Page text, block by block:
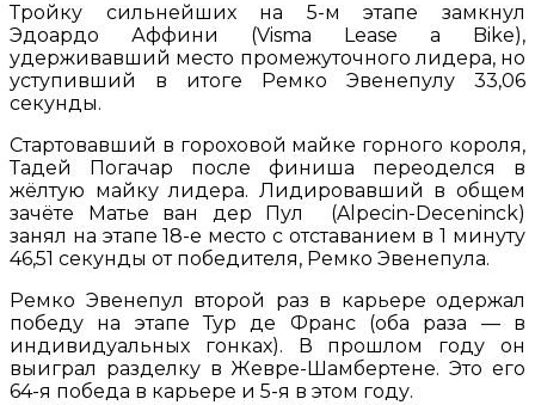
Тройку сильнейших на 5-м этапе замкнул
Эдоардо Аффини (Visma Lease a Bike),
удерживавший место промежуточного лидера, но
уступивший в итоге Ремко Эвенепулу 33,06
секунды.
Стартовавший в гороховой майке горного короля,
Тадей Погачар после финиша переоделся в
жёлтую майку лидера. Лидировавший в общем
зачёте Матье ван дер Пул (Alpecin-Deceninck)
занял на этапе 18-е место с отставанием в 1 минуту
46,51 секунды от победителя, Ремко Эвенепула.
Ремко Эвенепул второй раз в карьере одержал
победу на этапе Тур де Франс (оба раза — в
индивидуальных гонках). В прошлом году он
выиграл разделку в Жевре-Шамбертене. Это его
64-я победа в карьере и 5-я в этом году.